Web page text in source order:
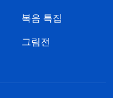
복음 특집
그림전